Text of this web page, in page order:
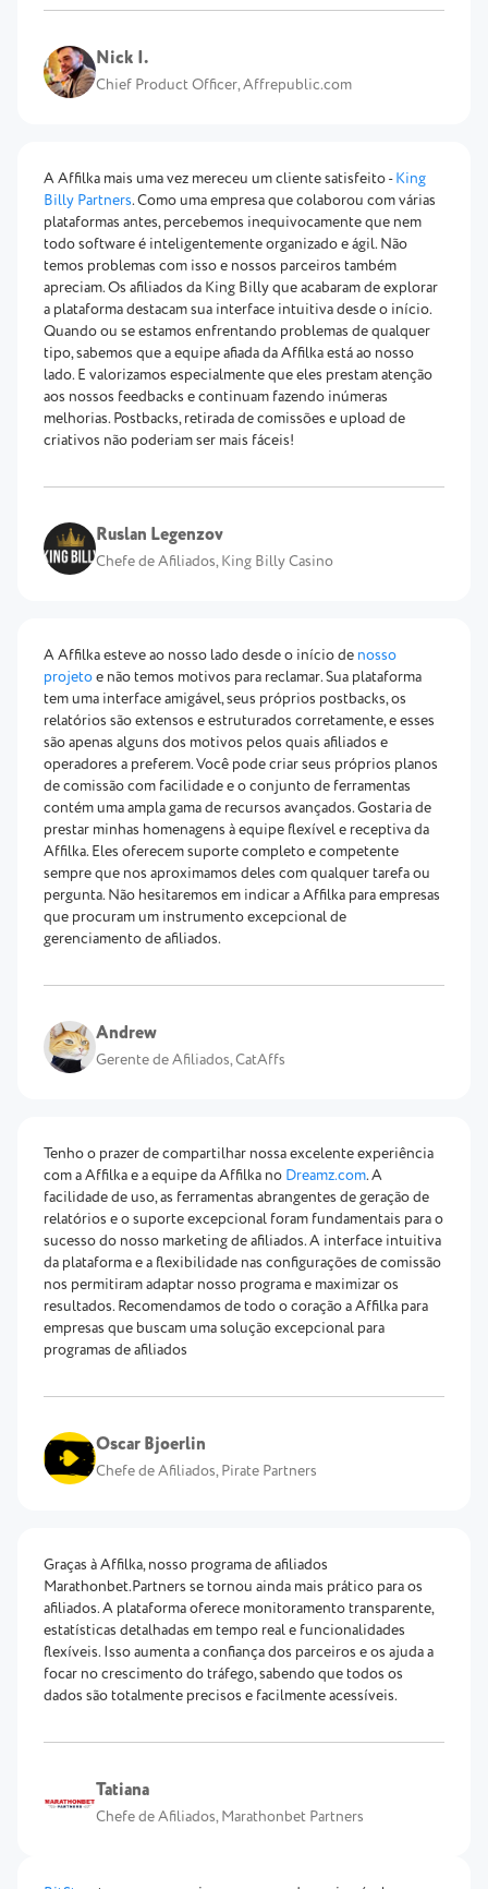
Nick I.
Chief Product Officer, Affrepublic.com
A Affilka mais uma vez mereceu um cliente satisfeito -King
Billy Partners. Como uma empresa que colaborou com várias
plataformas antes, percebemos inequivocamente que nem
todo software é inteligentemente organizado e ágil. Não
temos problemas com isso e nossos parceiros também
apreciam. Os afiliados da King Billy que acabaram de explorar
a plataforma destacam sua interface intuitiva desde o início.
Quando ou se estamos enfrentando problemas de qualquer
tipo, sabemos que a equipe afiada da Affilka está ao nosso
lado. E valorizamos especialmente que eles prestam atenção
aos nossos feedbacks e continuam fazendo inúmeras
melhorias. Postbacks, retirada de comissões e upload de
criativos não poderiam ser mais fáceis!
Ruslan Legenzov
Chefe de Afiliados, King Billy Casino
A Affilka esteve ao nosso lado desde o início de nosso
projetoe não temos motivos para reclamar. Sua plataforma
tem uma interface amigável, seus próprios postbacks, os
relatórios são extensos e estruturados corretamente, e esses
são apenas alguns dos motivos pelos quais afiliados e
operadores a preferem. Você pode criar seus próprios planos
de comissão com facilidade e o conjunto de ferramentas
contém uma ampla gama de recursos avançados. Gostaria de
prestar minhas homenagens à equipe flexível e receptiva da
Affilka. Eles oferecem suporte completo e competente
sempre que nos aproximamos deles com qualquer tarefa ou
pergunta. Não hesitaremos em indicar a Affilka para empresas
que procuram um instrumento excepcional de
gerenciamento de afiliados.
Andrew
Gerente de Afiliados, CatAffs
Tenho o prazer de compartilhar nossa excelente experiência
com a Affilka e a equipe da Affilka no Dreamz.com. A
facilidade de uso, as ferramentas abrangentes de geração de
relatórios e o suporte excepcional foram fundamentais para o
sucesso do nosso marketing de afiliados. A interface intuitiva
da plataforma e a flexibilidade nas configurações de comissão
nos permitiram adaptar nosso programa e maximizar os
resultados. Recomendamos de todo o coração a Affilka para
empresas que buscam uma solução excepcional para
programas de afiliados
Oscar Bjoerlin
Chefe de Afiliados, Pirate Partners
Graças à Affilka, nosso programa de afiliados
Marathonbet.Partners se tornou ainda mais prático para os
afiliados. A plataforma oferece monitoramento transparente,
estatísticas detalhadas em tempo real e funcionalidades
flexíveis. Isso aumenta a confiança dos parceiros e os ajuda a
focar no crescimento do tráfego, sabendo que todos os
dados são totalmente precisos e facilmente acessíveis.
Tatiana
Chefe de Afiliados, Marathonbet Partners